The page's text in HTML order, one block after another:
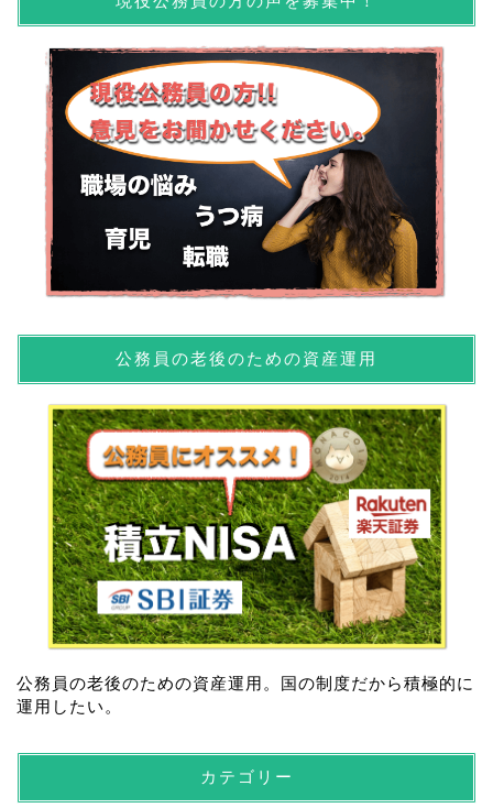
公務員の老後のための資産運用
公務員の老後のための資産運用。国の制度だから積極的に
運用したい。
カテゴリー